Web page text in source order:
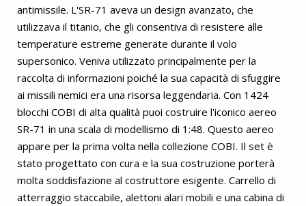
antimissile. L'SR-71 aveva un design avanzato, che
utilizzava il titanio, che gli consentiva di resistere alle
temperature estreme generate durante il volo
supersonico. Veniva utilizzato principalmente per la
raccolta di informazioni poiché la sua capacità di sfuggire
ai missili nemici era una risorsa leggendaria. Con 1424
blocchi COBI di alta qualità puoi costruire l'iconico aereo
SR-71 in una scala di modellismo di 1:48. Questo aereo
appare per la prima volta nella collezione COBI. Il set è
stato progettato con cura e la sua costruzione porterà
molta soddisfazione al costruttore esigente. Carrello di
atterraggio staccabile, alettoni alari mobili e una cabina di